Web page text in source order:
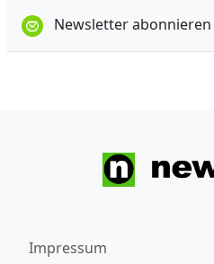
Newsletter abonnieren
Impressum